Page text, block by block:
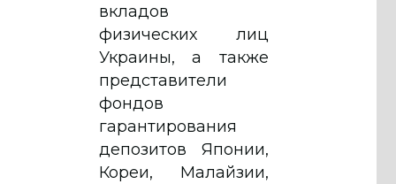
вкладов
физических лиц
Украины, а также
представители
фондов
гарантирования
депозитов Японии,
Кореи, Малайзии,